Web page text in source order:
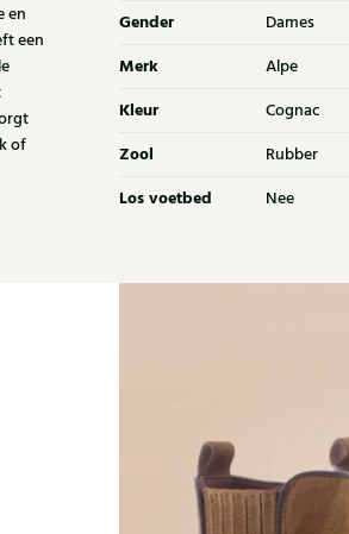
en
een
of
Gender Dames
Merk Alpe
Kleur Cognac
Zool Rubber
Los voetbed Nee